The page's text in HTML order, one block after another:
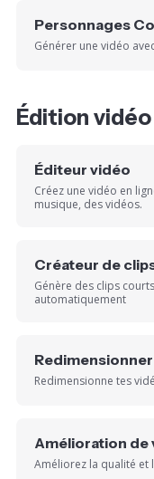
Personnages
Générer une vidéo
Édition vidéo
Éditeur vidéo
Créez une vidéo en
musique, des vidéos.
Créateur de
Génère des clips
automatiquement
Redimensionne tes
Amélioration de
Améliorez la qualité